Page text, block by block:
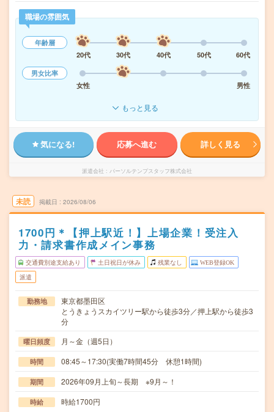
職場の雰囲気
年齢層
20代
30代 40代 50代
60代
男女比率
女性
男性
もっと見る
気になる! 応募へ進む 詳しく見る
派遣会社 パーソルテンプスタッフ株式会社
未読 掲載日 2026/08/06
1700円＊【押上駅近！】上場企業！受注入
力・請求書作成メイン事務
交通費別途支給あり 土日祝日が休み 残業なし WEB登録OK
派遣
勤務地
東京都墨田区
とうきょうスカイツリー駅から徒歩3分／押上駅から徒歩3
分
曜日頻度 月～金（週5日）
時間 08:45～17:30(実働7時間45分 休憩1時間)
期間 2026年09月上旬～長期 ※9月～！
時給 時給1700円